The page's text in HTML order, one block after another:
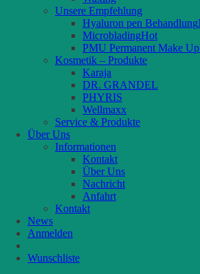
Unsere Empfehlung
Hyaluron pen Behandlung
Microblading
PMU Permanent Make Up
Kosmetik – Produkte
Karaja
DR. GRANDEL
PHYRIS
Wellmaxx
Service & Produkte
Über Uns
Informationen
Kontakt
Über Uns
Nachricht
Anfahrt
Kontakt
News
Anmelden
Wunschliste